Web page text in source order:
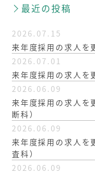
最近の投稿
2026.07.15
来年度採用の求人を
2026.07.01
来年度採用の求人を
2026.06.09
来年度採用の求人を
断科）
2026.06.09
来年度採用の求人を
査科）
2026.06.09